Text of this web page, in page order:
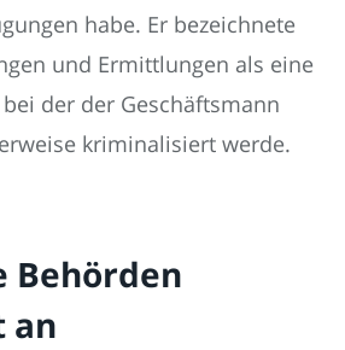
habe. Er bezeichnete
und Ermittlungen als eine
bei der der Geschäftsmann
kriminalisiert werde.
Behörden
an